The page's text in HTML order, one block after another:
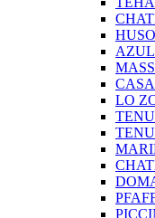
AZUL
LO